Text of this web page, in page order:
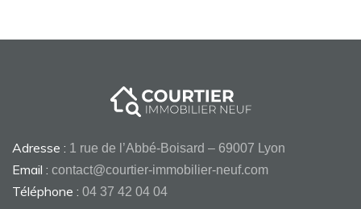
Adresse : 1 rue de l’Abbé-Boisard – 69007 Lyon
Email : contact@courtier-immobilier-neuf.com
Téléphone : 04 37 42 04 04